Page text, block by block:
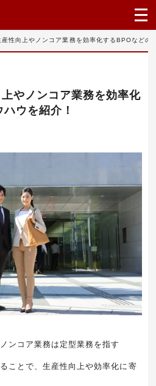
産性向上やノンコア業務を効率化するBPOなどの
やノンコア業務を効率化
ウを紹介！
ンコア業務は定型業務を指す
ことで、生産性向上や効率化に寄